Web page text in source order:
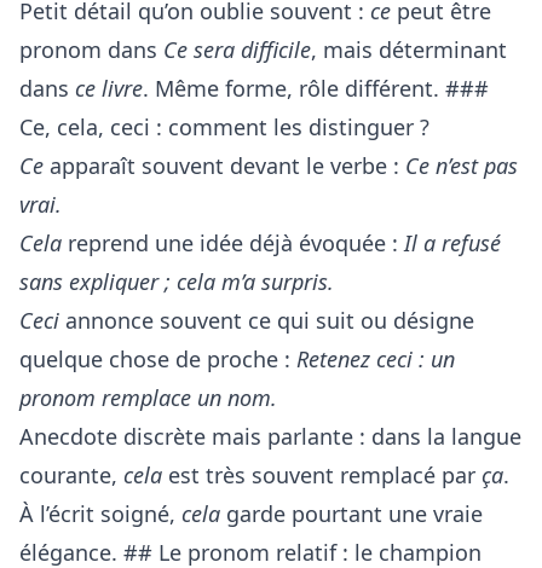
Petit détail qu’on oublie souvent : ce peut être
pronom dans Ce sera difficile, mais déterminant
dans ce livre. Même forme, rôle différent. ###
Ce, cela, ceci : comment les distinguer ?
Ce apparaît souvent devant le verbe : Ce n’est pas
vrai.
Cela reprend une idée déjà évoquée :Il a refusé
sans expliquer ; cela m’a surpris.
Ceci annonce souvent ce qui suit ou désigne
quelque chose de proche : Retenez ceci : un
pronom remplace un nom.
Anecdote discrète mais parlante : dans la langue
courante, cela est très souvent remplacé par ça.
À l’écrit soigné, cela garde pourtant une vraie
élégance. ## Le pronom relatif : le champion